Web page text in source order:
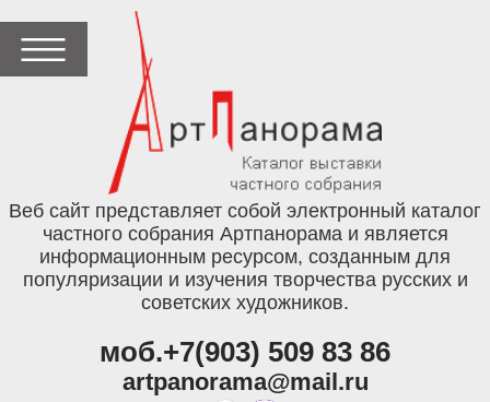
Веб сайт представляет собой электронный каталог
частного собрания Артпанорама и является
информационным ресурсом, созданным для
популяризации и изучения творчества русских и
советских художников.
моб.+7(903) 509 83 86
artpanorama@mail.ru